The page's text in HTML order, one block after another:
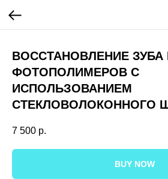
ВОССТАНОВЛЕНИЕ
ФОТОПОЛИМЕРОВ С
ИСПОЛЬЗОВАНИЕМ
СТЕКЛОВОЛОКОННОГО
7 500 р.
BUY NOW